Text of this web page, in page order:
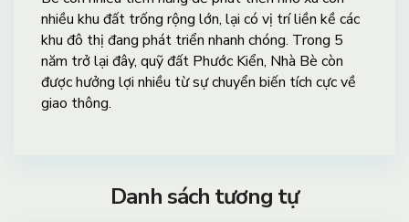
nhiều khu đất trống rộng lớn, lại có vị trí liền kề các
khu đô thị đang phát triển nhanh chóng. Trong 5
năm trở lại đây, quỹ đất Phước Kiển, Nhà Bè còn
được hưởng lợi nhiều từ sự chuyển biến tích cực về
giao thông.
Danh sách tương tự